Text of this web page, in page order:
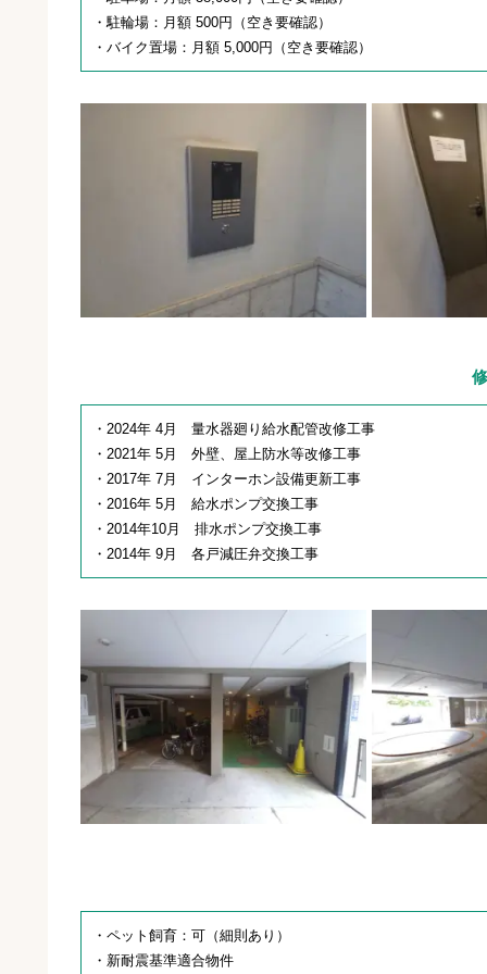
・駐輪場：月額 500円（空き要確認）
・バイク置場：月額 5,000円（空き要確認）
・2024年 4月 量水器廻り給水配管改修工事
・2021年 5月 外壁、屋上防水等改修工事
・2017年 7月 インターホン設備更新工事
・2016年 5月 給水ポンプ交換工事
・2014年10月 排水ポンプ交換工事
・2014年 9月 各戸減圧弁交換工事
・ペット飼育：可（細則あり）
・新耐震基準適合物件